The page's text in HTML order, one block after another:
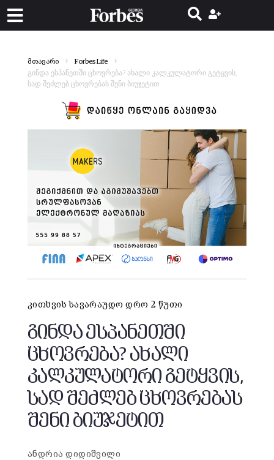
მთავარი Forbes Life
გინდა ესპანეთში ცხოვრება? ახალი კალკულატორი გეტყვის,
სად შეძლებ ცხოვრებას შენი ბიუჯეტით
კითხვის სავარაუდო დრო 2 წუთი
გინდა ესპანეთში
ცხოვრება? ახალი
კალკულატორი გეტყვის,
სად შეძლებ ცხოვრებას
შენი ბიუჯეტით
ანდრია დიდიშვილი